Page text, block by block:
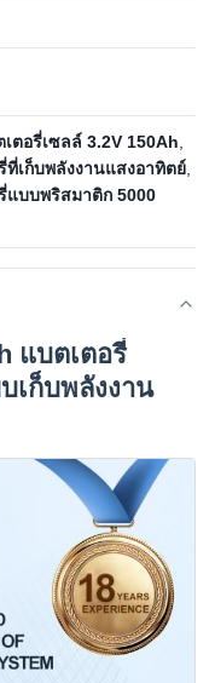
ตอรี่เซลล์ 3.2V 150Ah
ที่เก็บพลังงานแสงอาทิตย์
แบบพริสมาติก 5000
แบตเตอรี่
เก็บพลังงาน